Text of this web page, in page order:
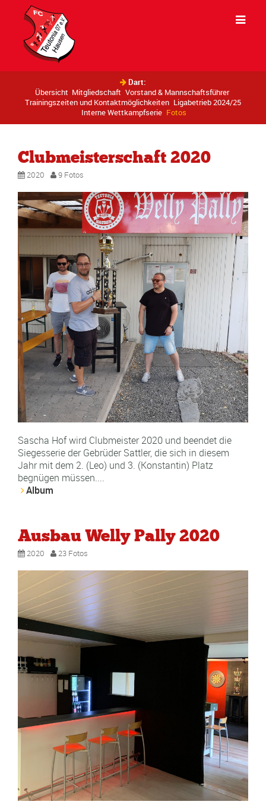
Dart:
Übersicht Mitgliedschaft Vorstand & Mannschaftsführer
Trainingszeiten und Kontaktmöglichkeiten Ligabetrieb 2024/25
Interne Wettkampfserie Fotos
Clubmeisterschaft 2020
2020 9 Fotos
Sascha Hof wird Clubmeister 2020 und beendet die
Siegesserie der Gebrüder Sattler, die sich in diesem
Jahr mit dem 2. (Leo) und 3. (Konstantin) Platz
begnügen müssen....
Album
Ausbau Welly Pally 2020
2020 23 Fotos